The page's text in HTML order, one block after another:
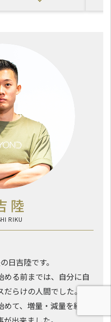
陸
RIKU
日吉陸です。
る前までは、自分に自
らけの人間でした。
て、増量・減量を経験